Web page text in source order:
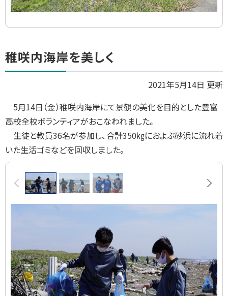
ト
ッ
る
稚咲内海岸を美しく
2021年5月14日 更新
5月14日（金）稚咲内海岸にて景観の美化を目的とした豊富
高校全校ボランティアがおこなわれました。
生徒と教員36名が参加し、合計350㎏におよぶ砂浜に流れ着
いた生活ゴミなどを回収しました。
画
集
前へ 次へ